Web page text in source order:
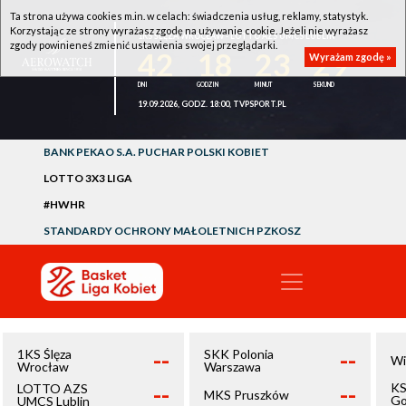
1KS ŚLĘZA WROCŁAW - LOTTO AZS UMCS LUBLIN
29
19.09.2026, GODZ. 18:00, TVPSPORT.PL
BANK PEKAO S.A. PUCHAR POLSKI KOBIET
LOTTO 3X3 LIGA
#HWHR
STANDARDY OCHRONY MAŁOLETNICH PZKOSZ
1KS Ślęza
Wrocław
--
LOTTO AZS
UMCS Lublin
--
SKK Polonia
Warszawa
--
MKS Pruszków --
Ta strona używa cookies m.in. w celach: świadczenia usług, reklamy, statystyk.
Korzystając ze strony wyrażasz zgodę na używanie cookie. Jeżeli nie wyrażasz
zgody powinieneś zmienić ustawienia swojej przeglądarki.
Wyrażam zgodę »